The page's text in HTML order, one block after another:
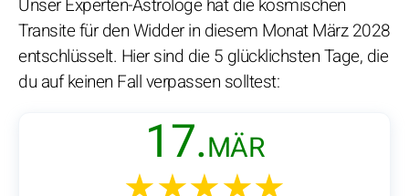
Unser Experten-Astrologe hat die kosmischen
Transite für den Widder in diesem Monat März 2028
entschlüsselt. Hier sind die 5 glücklichsten Tage, die
du auf keinen Fall verpassen solltest:
17.MÄR